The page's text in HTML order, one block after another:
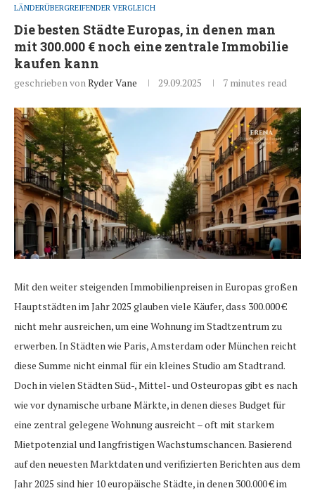
LÄNDERÜBERGREIFENDER VERGLEICH
Die besten Städte Europas, in denen man
mit 300.000 € noch eine zentrale Immobilie
kaufen kann
geschrieben vonRyder Vane 29.09.2025 7 minutes read
Mit den weiter steigenden Immobilienpreisen in Europas großen
Hauptstädten im Jahr 2025 glauben viele Käufer, dass 300.000 €
nicht mehr ausreichen, um eine Wohnung im Stadtzentrum zu
erwerben. In Städten wie Paris, Amsterdam oder München reicht
diese Summe nicht einmal für ein kleines Studio am Stadtrand.
Doch in vielen Städten Süd-, Mittel- und Osteuropas gibt es nach
wie vor dynamische urbane Märkte, in denen dieses Budget für
eine zentral gelegene Wohnung ausreicht – oft mit starkem
Mietpotenzial und langfristigen Wachstumschancen. Basierend
auf den neuesten Marktdaten und verifizierten Berichten aus dem
Jahr 2025 sind hier 10 europäische Städte, in denen 300.000 € im